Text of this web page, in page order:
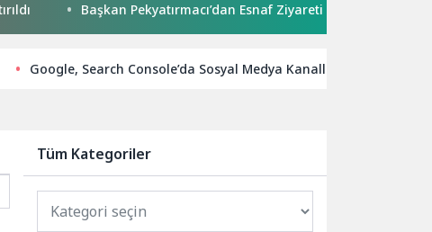
Başkan Pekyatırmacı’dan Esnaf Ziyareti
Google, Search Console’da Sosyal Medya Kanallarını da
Tüm Kategoriler